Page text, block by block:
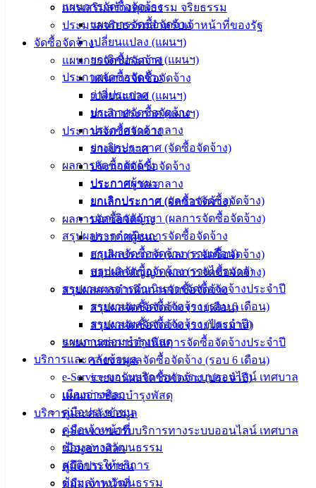
แผนการจัดซื้อจัดจ้าง
แผนการจัดซื้อจัดจ้าง
เปลี่ยนแปลง (แผนฯ)
ยกเลิกประกาศ (แผนฯ)
ประกาศจัดซื้อจัดจ้าง
ร่างประกาศ
ประกาศจัดซื้อจัดจ้าง
ประกาศราคากลาง
ยกเลิกประกาศ (จัดซื้อจัดจ้าง)
ผลการจัดซื้อจัดจ้าง
ประกาศผู้ชนะ
ยกเลิกประกาศ (ผลการจัดซื้อจัดจ้าง)
บอกเลิกสัญญา (ผลการจัดซื้อจัดจ้าง)
สรุปผลการดำเนินการจัดซื้อจัดจ้าง
สรุปผลจัดซื้อจัดจ้าง (รายเดือน)
สรุปผลจัดซื้อจัดจ้าง (รายไตรมาส)
รายงานผลการดำเนินการจัดซื้อจัดจ้างประจำปี
รายงานผลจัดซื้อจัดจ้าง (รอบ 6 เดือน)
รายงานผลจัดซื้อจัดจ้าง (ประจำปี)
แผนการซ่อมบำรุงพัสดุ
บริการและคลังข้อมูล
e-Service ขอรับบริการทางระบบออนไลน์ เทศบาล
เมืองอ่างศิลา
คู่มือประชาชน
คู่มือเจ้าหน้าที่
ข้อมูลทางวัฒนธรรม
สถิติการให้บริการ
ข้อมูลทางวัฒนธรรม
การเสริมสร้างคุณธรรม จริยธรรม
ประมวลจริยธรรมสำหรับเจ้าหน้าที่ของรัฐ
จัดซื้อจัดจ้าง
แผนการจัดซื้อจัดจ้าง
แผนการจัดซื้อจัดจ้าง
เปลี่ยนแปลง (แผนฯ)
ยกเลิกประกาศ (แผนฯ)
ประกาศจัดซื้อจัดจ้าง
ร่างประกาศ
ประกาศจัดซื้อจัดจ้าง
ประกาศราคากลาง
ยกเลิกประกาศ (จัดซื้อจัดจ้าง)
ผลการจัดซื้อจัดจ้าง
ประกาศผู้ชนะ
ยกเลิกประกาศ (ผลการจัดซื้อจัดจ้าง)
บอกเลิกสัญญา (ผลการจัดซื้อจัดจ้าง)
สรุปผลการดำเนินการจัดซื้อจัดจ้าง
สรุปผลจัดซื้อจัดจ้าง (รายเดือน)
สรุปผลจัดซื้อจัดจ้าง (รายไตรมาส)
รายงานผลการดำเนินการจัดซื้อจัดจ้างประจำปี
รายงานผลจัดซื้อจัดจ้าง (รอบ 6 เดือน)
รายงานผลจัดซื้อจัดจ้าง (ประจำปี)
แผนการซ่อมบำรุงพัสดุ
บริการและคลังข้อมูล
e-Service ขอรับบริการทางระบบออนไลน์ เทศบาล
เมืองอ่างศิลา
คู่มือประชาชน
คู่มือเจ้าหน้าที่
สำหรับ
ประชาชน/
คู่มือการ
อิเล็กทรอนิกส์
(Knowledge
Management)
เทศบาล
สายตรง
ประวัติ
เทศบาล
ผู้บริหาร
หัวหน้า